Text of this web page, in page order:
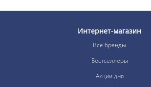
Интернет-магазин
Все бренды
Бестселлеры
Акции дня